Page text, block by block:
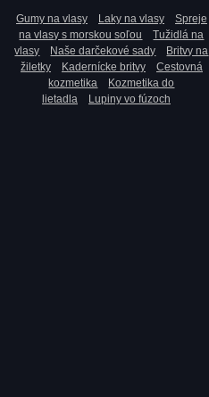
Gumy na vlasy Laky na vlasy
Spreje
na vlasy s morskou soľou
Tužidlá na
vlasy
Naše darčekové sady
Britvy na
žiletky
Kadernícke britvy
Cestovná
kozmetika
Kozmetika do
lietadla
Lupiny vo fúzoch